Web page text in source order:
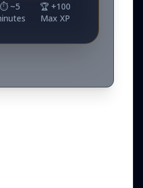
⏱️ ~5
🏆 +100
Max XP